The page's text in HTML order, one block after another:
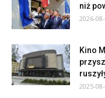
niż
2026-
Kino
2025-